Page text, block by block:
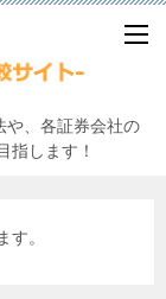
や、各証券会社の
指します！
。